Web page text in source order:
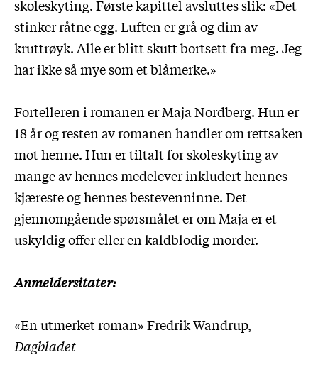
skoleskyting. Første kapittel avsluttes slik: «Det
stinker råtne egg. Luften er grå og dim av
kruttrøyk. Alle er blitt skutt bortsett fra meg. Jeg
har ikke så mye som et blåmerke.»
Fortelleren i romanen er Maja Nordberg. Hun er
18 år og resten av romanen handler om rettsaken
mot henne. Hun er tiltalt for skoleskyting av
mange av hennes medelever inkludert hennes
kjæreste og hennes bestevenninne. Det
gjennomgående spørsmålet er om Maja er et
uskyldig offer eller en kaldblodig morder.
Anmeldersitater:
«En utmerket roman» Fredrik Wandrup,
Dagbladet